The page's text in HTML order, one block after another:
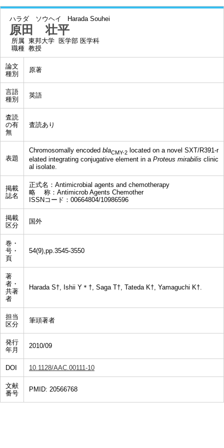
ハラダ ソウヘイ Harada Souhei
原田 壮平
所属 東邦大学 医学部 医学科
職種 教授
論文
種別
原著
言語
種別
英語
査読
の有
無
査読あり
表題
Chromosomally encoded blaCMY-2 located on a novel SXT/R391-r
elated integrating conjugative element in a Proteus mirabilis clinic
al isolate.
掲載
誌名
正式名：Antimicrobial agents and chemotherapy
略 称：Antimicrob Agents Chemother
ISSNコード：00664804/10986596
掲載
区分
国外
巻・
号・
頁
54(9),pp.3545-3550
著
者・
共著
者
Harada S†, Ishii Y＊†, Saga T†, Tateda K†, Yamaguchi K†.
担当
区分
筆頭著者
発行
年月
2010/09
DOI 10.1128/AAC.00111-10
文献
番号
PMID: 20566768